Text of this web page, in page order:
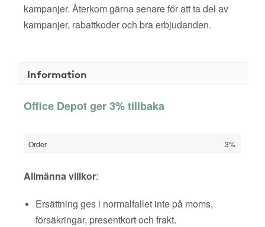
kampanjer. Återkom gärna senare för att ta del av
kampanjer, rabattkoder och bra erbjudanden.
Information
Office Depot ger 3% tillbaka
Order 3%
Allmänna villkor:
Ersättning ges i normalfallet inte på moms,
försäkringar, presentkort och frakt.